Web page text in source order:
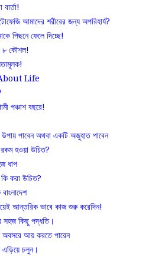
আমাদের শরীরের জন্য অপরিহার্য?
পিছনে ফেলে দিচ্ছে!
৮ কৌশল!
Life
পঞ্চাশ বছরে!
পাবেন অথবা একটি অজুহাত পাবেন
রকম হওয়া উচিত?
ধাপ
করা উচিত?
আন্তরিক ভাবে কাজ শুরু করেদিন!
সহজ কিছু পদ্ধতি।
আয় করতে পারেন
এড়িয়ে চলুন।